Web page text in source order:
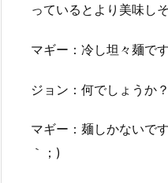
っているとより美味し
マギー：冷し坦々麺で
ジョン：何でしょうか？
マギー：麺しかないで
｀；)